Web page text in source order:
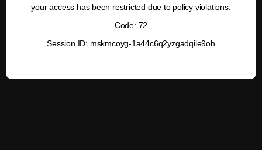
your access has been restricted due to policy violations.
Code: 72
Session ID: mskmcoyg-1a44c6q2yzgadqile9oh